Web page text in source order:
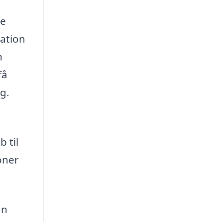
til